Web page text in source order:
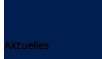
Aktuelles